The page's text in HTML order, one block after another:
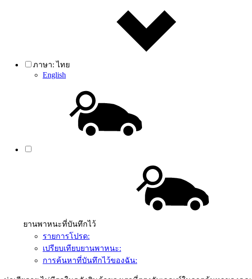
ภาษา:ไทย
English
ยานพาหนะที่บันทึกไว้
รายการโปรด:
เปรียบเทียบยานพาหนะ:
การค้นหาที่บันทึกไว้ของฉัน: